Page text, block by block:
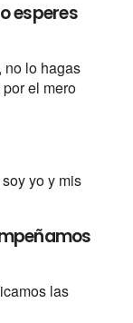
esperes
no lo hagas
el mero
yo y mis
las